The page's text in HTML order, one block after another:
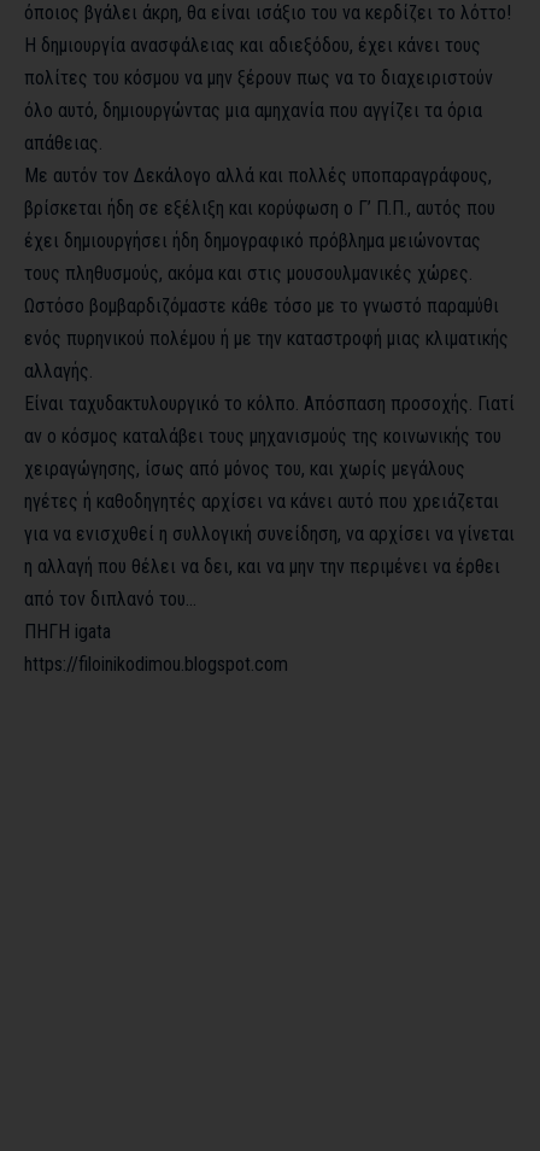
όποιος βγάλει άκρη, θα είναι ισάξιο του να κερδίζει το λόττο!
Η δημιουργία ανασφάλειας και αδιεξόδου, έχει κάνει τους
πολίτες του κόσμου να μην ξέρουν πως να το διαχειριστούν
όλο αυτό, δημιουργώντας μια αμηχανία που αγγίζει τα όρια
απάθειας.
Με αυτόν τον Δεκάλογο αλλά και πολλές υποπαραγράφους,
βρίσκεται ήδη σε εξέλιξη και κορύφωση ο Γ’ Π.Π., αυτός που
έχει δημιουργήσει ήδη δημογραφικό πρόβλημα μειώνοντας
τους πληθυσμούς, ακόμα και στις μουσουλμανικές χώρες.
Ωστόσο βομβαρδιζόμαστε κάθε τόσο με το γνωστό παραμύθι
ενός πυρηνικού πολέμου ή με την καταστροφή μιας κλιματικής
αλλαγής.
Είναι ταχυδακτυλουργικό το κόλπο. Απόσπαση προσοχής. Γιατί
αν ο κόσμος καταλάβει τους μηχανισμούς της κοινωνικής του
χειραγώγησης, ίσως από μόνος του, και χωρίς μεγάλους
ηγέτες ή καθοδηγητές αρχίσει να κάνει αυτό που χρειάζεται
για να ενισχυθεί η συλλογική συνείδηση, να αρχίσει να γίνεται
η αλλαγή που θέλει να δει, και να μην την περιμένει να έρθει
από τον διπλανό του…
ΠΗΓΗ igata
https://filoinikodimou.blogspot.com